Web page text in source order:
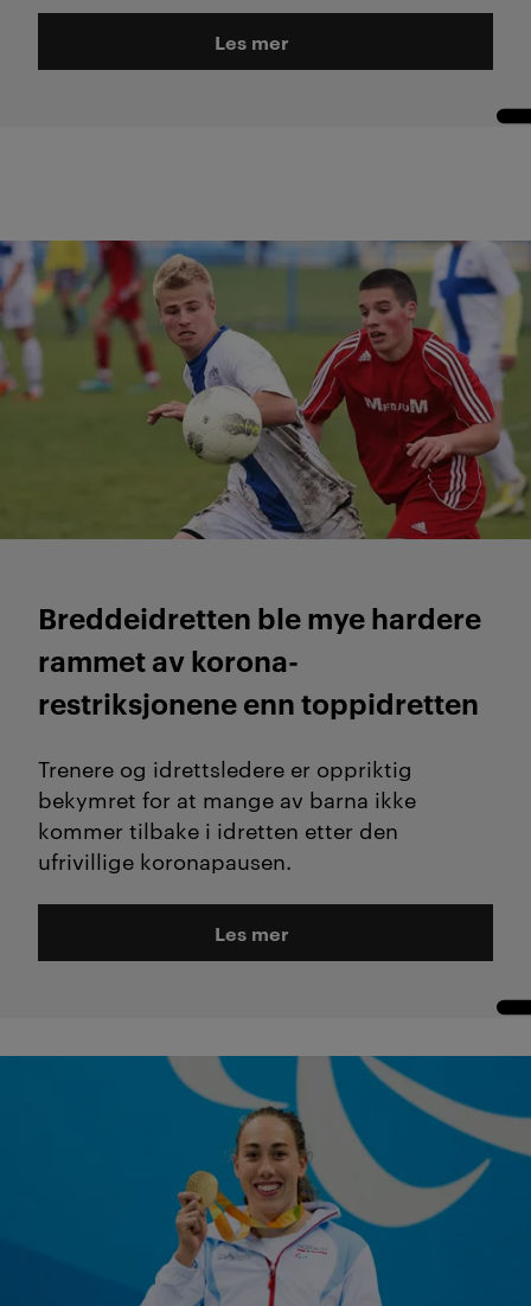
Les mer
Les også nederst 2
Breddeidretten ble mye hardere
rammet av korona-
restriksjonene enn toppidretten
Trenere og idrettsledere er oppriktig
bekymret for at mange av barna ikke
kommer tilbake i idretten etter den
ufrivillige koronapausen.
Les mer